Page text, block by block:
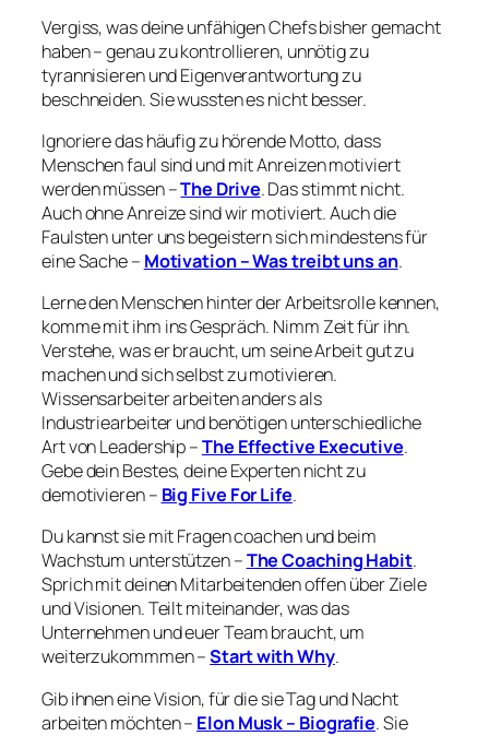
Vergiss, was deine unfähigen Chefs bisher gemacht
haben – genau zu kontrollieren, unnötig zu
tyrannisieren und Eigenverantwortung zu
beschneiden. Sie wussten es nicht besser.
Ignoriere das häufig zu hörende Motto, dass
Menschen faul sind und mit Anreizen motiviert
werden müssen –The Drive. Das stimmt nicht.
Auch ohne Anreize sind wir motiviert. Auch die
Faulsten unter uns begeistern sich mindestens für
eine Sache – Motivation – Was treibt uns an.
Lerne den Menschen hinter der Arbeitsrolle kennen,
komme mit ihm ins Gespräch. Nimm Zeit für ihn.
Verstehe, was er braucht, um seine Arbeit gut zu
machen und sich selbst zu motivieren.
Wissensarbeiter arbeiten anders als
Industriearbeiter und benötigen unterschiedliche
Art von Leadership –The Effective Executive.
Gebe dein Bestes, deine Experten nicht zu
demotivieren – Big Five For Life.
Du kannst sie mit Fragen coachen und beim
Wachstum unterstützen –TheCoaching Habit.
Sprich mit deinen Mitarbeitenden offen über Ziele
und Visionen. Teilt miteinander, was das
Unternehmen und euer Team braucht, um
weiterzukommmen –Start with Why.
Gib ihnen eine Vision, für die sie Tag und Nacht
arbeiten möchten – Elon Musk – Biografie. Sie